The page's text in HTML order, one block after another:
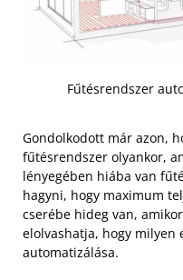
Fűtésrendszer
Gondolkodott már azon,
fűtésrendszer olyankor,
lényegében hiába van
hagyni, hogy maximum
cserébe hideg van,
elolvashatja, hogy milyen
automatizálása.